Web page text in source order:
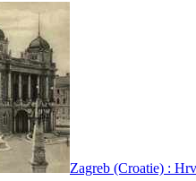
Zagreb (Croatie) :